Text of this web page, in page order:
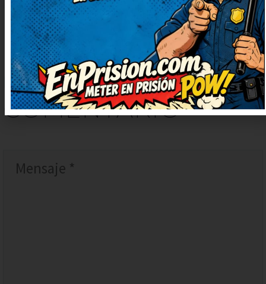
DEJARUN
COMENTARIO